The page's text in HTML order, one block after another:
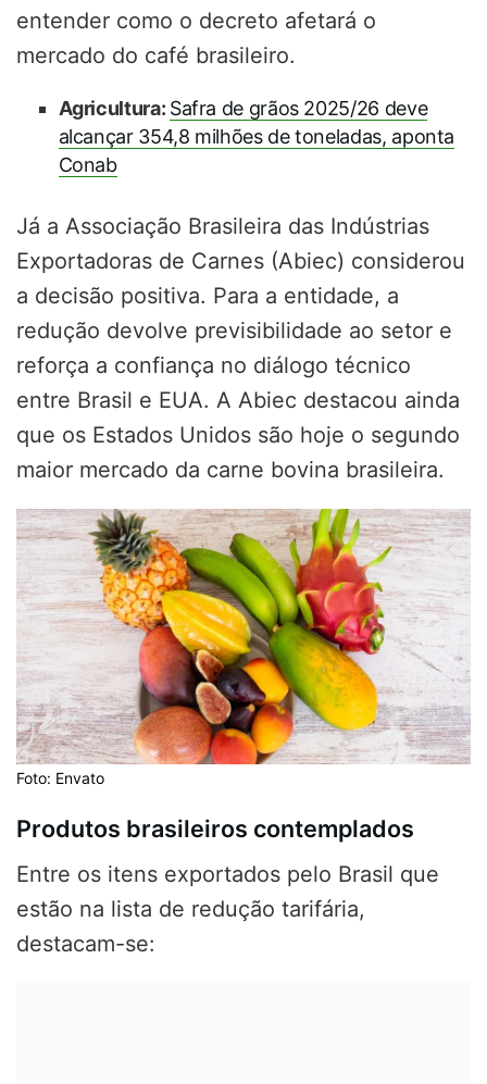
entender como o decreto afetará o
mercado do café brasileiro.
Agricultura: Safra de grãos 2025/26 deve
alcançar 354,8 milhões de toneladas, aponta
Conab
Já a Associação Brasileira das Indústrias
Exportadoras de Carnes (Abiec) considerou
a decisão positiva. Para a entidade, a
redução devolve previsibilidade ao setor e
reforça a confiança no diálogo técnico
entre Brasil e EUA. A Abiec destacou ainda
que os Estados Unidos são hoje o segundo
maior mercado da carne bovina brasileira.
Foto: Envato
Produtos brasileiros contemplados
Entre os itens exportados pelo Brasil que
estão na lista de redução tarifária,
destacam-se: